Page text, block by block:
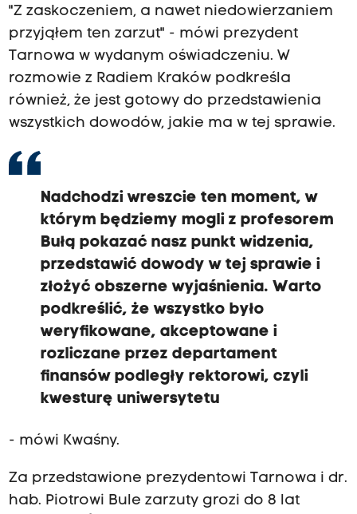
"Z zaskoczeniem, a nawet niedowierzaniem
przyjąłem ten zarzut" - mówi prezydent
Tarnowa w wydanym oświadczeniu. W
rozmowie z Radiem Kraków podkreśla
również, że jest gotowy do przedstawienia
wszystkich dowodów, jakie ma w tej sprawie.
Nadchodzi wreszcie ten moment, w
którym będziemy mogli z profesorem
Bułą pokazać nasz punkt widzenia,
przedstawić dowody w tej sprawie i
złożyć obszerne wyjaśnienia. Warto
podkreślić, że wszystko było
weryfikowane, akceptowane i
rozliczane przez departament
finansów podległy rektorowi, czyli
kwesturę uniwersytetu
- mówi Kwaśny.
Za przedstawione prezydentowi Tarnowa i dr.
hab. Piotrowi Bule zarzuty grozi do 8 lat